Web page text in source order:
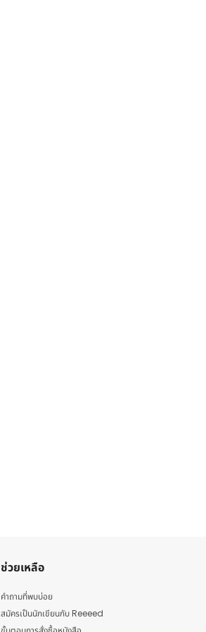
ช่วยเหลือ
คำถามที่พบบ่อย
สมัครเป็นนักเขียนกับ Reeeed